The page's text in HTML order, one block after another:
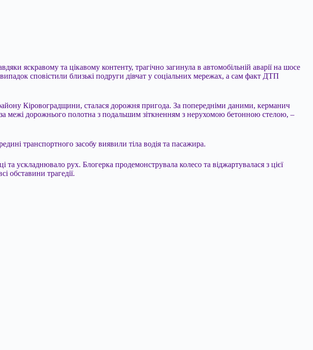
яскравому та цікавому контенту, трагічно загинула в автомобільній аварії на шосе
сповістили близькі подруги дівчат у соціальних мережах, а сам факт ДТП
Кіровоградщини, сталася дорожня пригода. За попередніми даними, керманич
межі дорожнього полотна з подальшим зіткненням з нерухомою бетонною стелою, –
транспортного засобу виявили тіла водія та пасажира.
ускладнювало рух. Блогерка продемонструвала колесо та віджартувалася з цієї
обставини трагедії.